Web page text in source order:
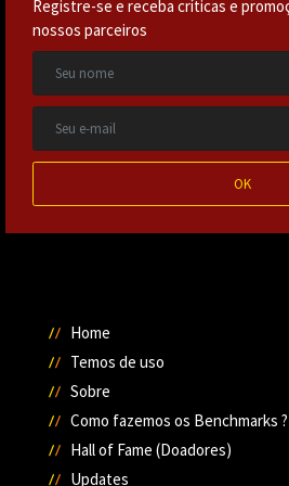
Registre-se e receba críticas e
nossos parceiros
OK
Home
Temos de uso
Sobre
Como fazemos os Benchmarks ?
Hall of Fame (Doadores)
Updates